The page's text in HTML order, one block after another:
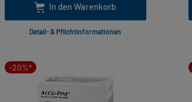
In den Warenkorb
Detail- & Pflichtinformationen
-20%*